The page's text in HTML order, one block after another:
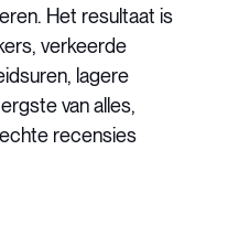
Het resultaat is
verkeerde
lagere
van alles,
recensies